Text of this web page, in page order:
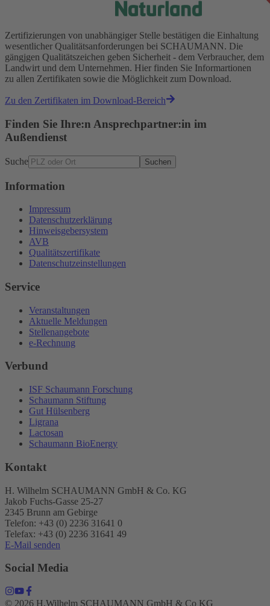
Zertifizierungen von unabhängiger Stelle bestätigen die Einhaltung
wesentlicher Qualitätsanforderungen bei SCHAUMANN. Die
gängjgen Qualitätszeichen geben Sicherheit - dem Verbraucher, dem
Landwirt und dem Unternehmen. Hier finden Sie Informartionen
zu allen Zertifikaten sowie die Möglichkeit zum Download.
Zu den Zertifikaten im Download-Bereich
Finden Sie Ihre:n Ansprechpartner:in im
Außendienst
Suche Suchen
Information
Impressum
Datenschutzerklärung
Hinweisgebersystem
AVB
Qualitätszertifikate
Datenschutzeinstellungen
Service
Veranstaltungen
Aktuelle Meldungen
Stellenangebote
e-Rechnung
Verbund
ISF Schaumann Forschung
Schaumann Stiftung
Gut Hülsenberg
Ligrana
Lactosan
Schaumann BioEnergy
Kontakt
H. Wilhelm SCHAUMANN GmbH & Co. KG
Jakob Fuchs-Gasse 25-27
2345 Brunn am Gebirge
Telefon: +43 (0) 2236 31641 0
Telefax: +43 (0) 2236 31641 49
E-Mail senden
Social Media
© 2026 H.Wilhelm SCHAUMANN GmbH & Co KG